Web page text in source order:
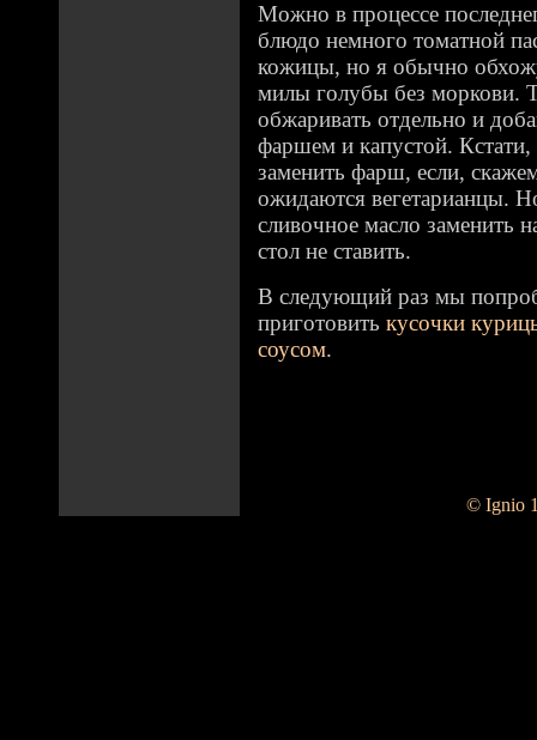
Можно в процессе
блюдо немного томатной
кожицы, но я обычно
милы голубы без моркови.
обжаривать отдельно и
фаршем и капустой.
заменить фарш, если,
ожидаются вегетарианцы.
сливочное масло заменить
стол не ставить.
В следующий раз мы
приготовить кусочки
соусом.
© Ignio